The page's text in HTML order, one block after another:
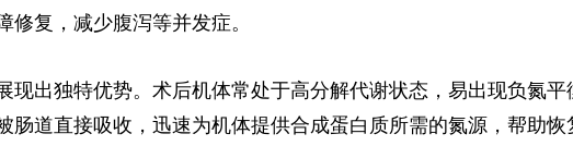
复，减少腹泻等并发症。
现出独特优势。术后机体常处于高分解代谢状态，易出现负氮平
肠道直接吸收，迅速为机体提供合成蛋白质所需的氮源，帮助恢